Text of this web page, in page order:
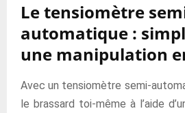
Le tensiomètre
automatique :
une manipulation
Avec un tensiomètre semi-
le brassard toi-même à l’aide